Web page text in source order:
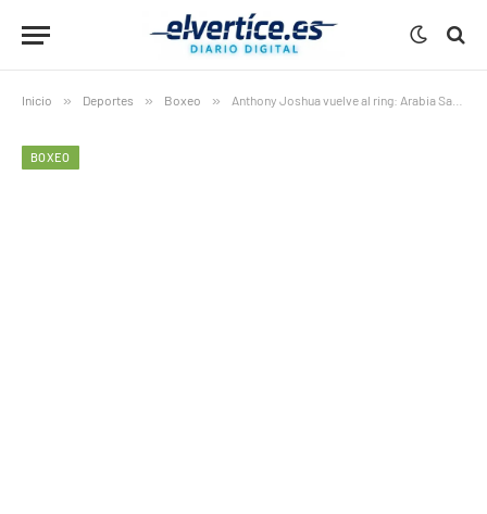
Inicio » Deportes » Boxeo » Anthony Joshua vuelve al ring: Arabia Saudita apuesta fuerte por su combate ante Kristian Prenga
BOXEO